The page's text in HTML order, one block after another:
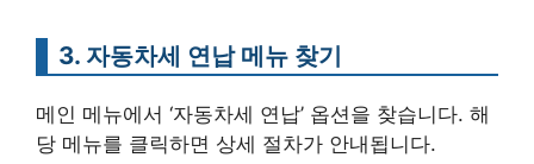
3. 자동차세 연납 메뉴 찾기
메인 메뉴에서 ‘자동차세 연납’ 옵션을 찾습니다. 해
당 메뉴를 클릭하면 상세 절차가 안내됩니다.